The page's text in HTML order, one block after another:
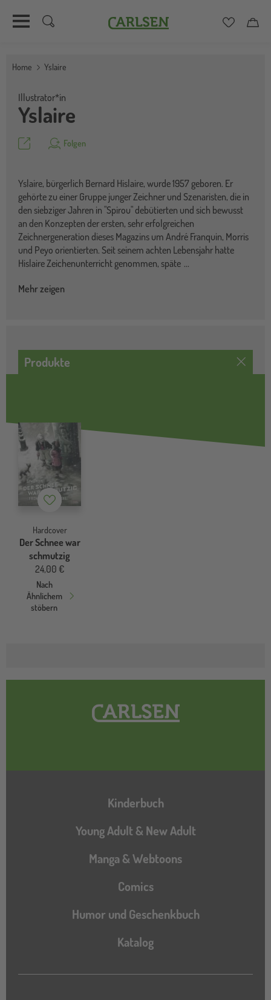
zum
Carlsen
Home Yslaire
Yslaire
Illustrator*in
Teilen Folgen
Yslaire, bürgerlich Bernard Hislaire, wurde 1957 geboren. Er
gehörte zu einer Gruppe junger Zeichner und Szenaristen, die in
den siebziger Jahren in "Spirou" debütierten und sich bewusst
an den Konzepten der ersten, sehr erfolgreichen
Zeichnergeneration dieses Magazins um André Franquin, Morris
und Peyo orientierten. Seit seinem achten Lebensjahr hatte
Hislaire Zeichenunterricht genommen, späte ...
Mehr zeigen
Produkte
Merkzettel
Hardcover
Der Schnee war
schmutzig
24,00 €
Nach
Ähnlichem
stöbern
Hauptnavigation
Kinderbuch
Young Adult & New Adult
Manga & Webtoons
Comics
Humor und Geschenkbuch
Katalog
Katalog